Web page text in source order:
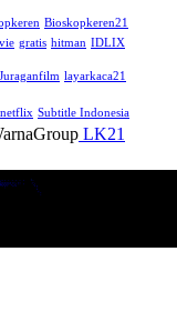
Bioskopkeren21
gratis hitman IDLIX
Juraganfilm layarkaca21
netflix Subtitle Indonesia
LK21